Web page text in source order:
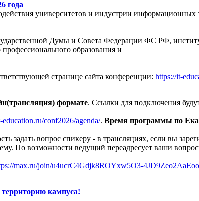
года
университетов и индустрии информационных
Думы и Совета Федерации ФС РФ,
образования и
странице сайта конференции: https://it-
формате. Ссылки для подключения
education.ru/conf2026/agenda/. Время программы по
задать вопрос спикеру - в трансляциях, если вы
По возможности ведущий переадресует ваши
max.ru/join/u4ucrC4Gdjk8ROYxw5O3-
территорию кампуса!